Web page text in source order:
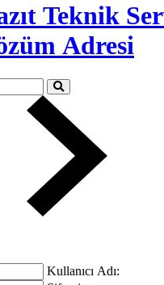
Teknik
Adresi
Kullanıcı Adı: